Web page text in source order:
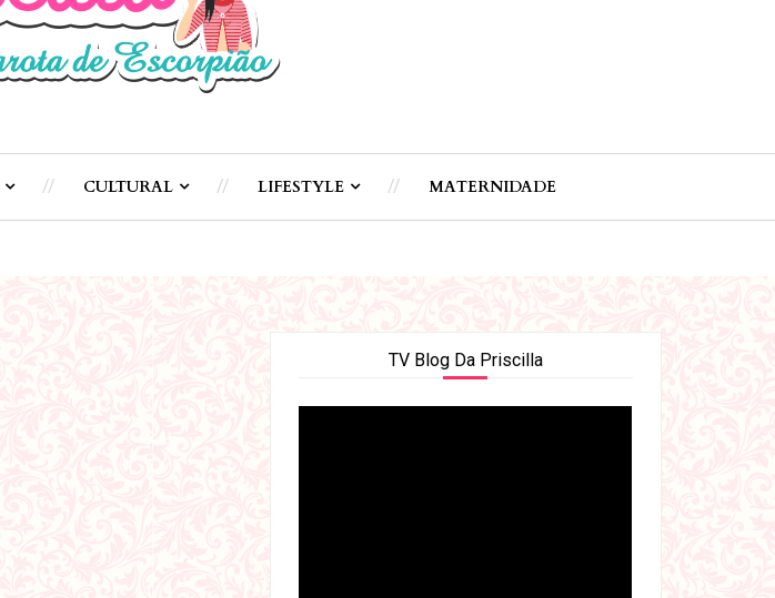
CULTURAL LIFESTYLE MATERNIDADE
TV Blog Da Priscilla